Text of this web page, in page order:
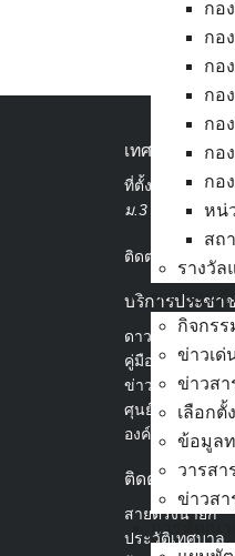
กอ
กอ
กอ
กอ
กอ
กอ
กอ
หน่
สถ
รางวั
ข่าวสาร กิ
กิจกรร
ข่าวเด่
ข่าวสา
เลือกตั้
ข้อมูล
วารสา
ข่าวสา
การพัฒนา
เทศบาลเมือง
ที่ตั้ง :
สำนักงา
ม.3 ต.เสม็ด อ.เ
ติดต่อ : 038-
บริการประชา
ดาวน์โหลดแบบ
คู่มือสำหรับประ
ข่าวสารน่ารู้
ศุนย์ข้อมูลข่าวส
องค์ความรู้
ติดต่อเทศบาล
สายตรงนายก
ประวัติเทศบาล